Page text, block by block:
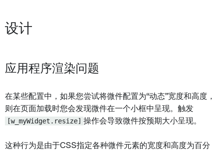
设计
应用程序渲染问题
在某些配置中，如果您尝试将微件配置为“动态”宽度和高度，
则在页面加载时您会发现微件在一个小框中呈现。触发
[w_myWidget.resize] 操作会导致微件按预期大小呈现。
这种行为是由于CSS指定各种微件元素的宽度和高度为百分